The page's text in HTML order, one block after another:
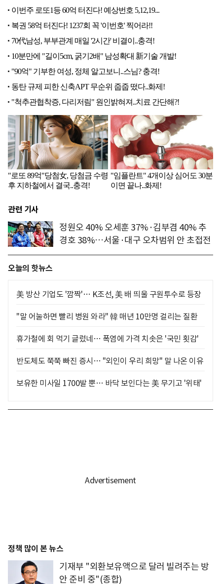
관련 기사
정원오 40% 오세훈 37%·김부겸 40% 추
경호 38%…서울·대구 오차범위 안 초접전
오늘의 핫뉴스
美 방산 기업도 '깜짝'… K조선, 美 배 띄울 구원투수로 등장
"말 어눌하면 빨리 병원 와라" 韓 매년 10만명 걸리는 질환
휴가철에 회 먹기 글렀네… 폭염에 가격 치솟은 '국민 횟감'
반도체도 쭉쭉 빠진 증시… "외인이 우리 희망" 말 나온 이유
보유한 미사일 1700발 뿐… 바닥 보인다는 美 무기고 '위태'
정책 많이 본 뉴스
기재부 "외환보유액으로 달러 빌려주는 방
안 준비 중"(종합)